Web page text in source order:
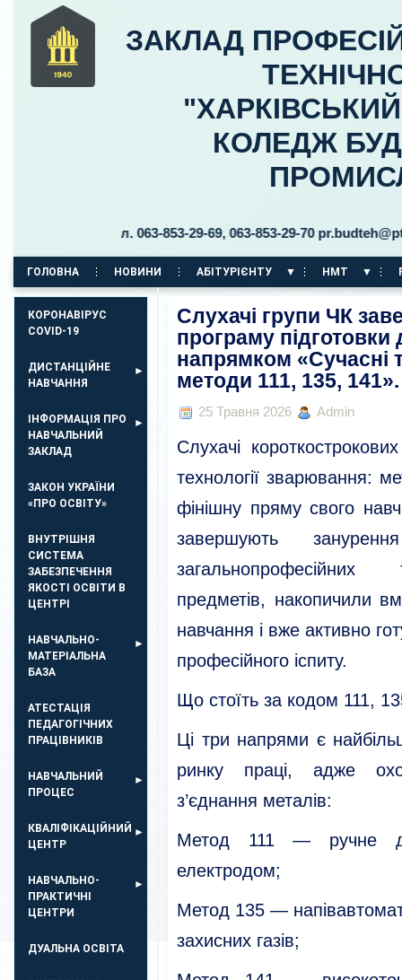
ЗАКЛАД
КОЛЕДЖ
30 тел. 063-853-29-69, 063-853-29-70
ГОЛОВНА НОВИНИ АБІТУРІЄНТУ НМТ
КОРОНАВІРУС
COVID-19
ДИСТАНЦІЙНЕ
НАВЧАННЯ
ІНФОРМАЦІЯ ПРО
НАВЧАЛЬНИЙ
ЗАКЛАД
ЗАКОН УКРАЇНИ
«ПРО ОСВІТУ»
ВНУТРІШНЯ
СИСТЕМА
ЗАБЕЗПЕЧЕННЯ
ЯКОСТІ ОСВІТИ В
ЦЕНТРІ
НАВЧАЛЬНО-
МАТЕРІАЛЬНА
БАЗА
АТЕСТАЦІЯ
ПЕДАГОГІЧНИХ
ПРАЦІВНИКІВ
НАВЧАЛЬНИЙ
ПРОЦЕС
КВАЛІФІКАЦІЙНИЙ
ЦЕНТР
НАВЧАЛЬНО-
ПРАКТИЧНІ
ЦЕНТРИ
ДУАЛЬНА ОСВІТА
Слухачі групи ЧК
програму
напрямком «Сучасні
методи 111, 135, 141».
25 Травня 2026 Admin
Слухачі
технології зварювання:
фінішну пряму свого
завершують
загальнопрофесійних
предметів, накопичили
навчання і вже активно
професійного іспиту.
Що стоїть за кодом 111,
Ці три напрями є
ринку праці, адже
з’єднання металів:
Метод 111 — ручне
електродом;
Метод 135 —
захисних газів;